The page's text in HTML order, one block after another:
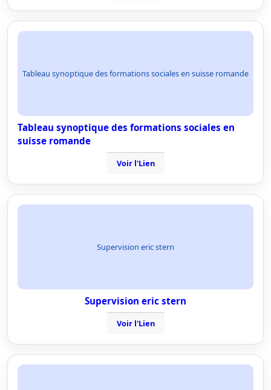
Tableau synoptique des formations sociales en suisse romande
Tableau synoptique des formations sociales en
suisse romande
Voir l'Lien
Supervision eric stern
Supervision eric stern
Voir l'Lien